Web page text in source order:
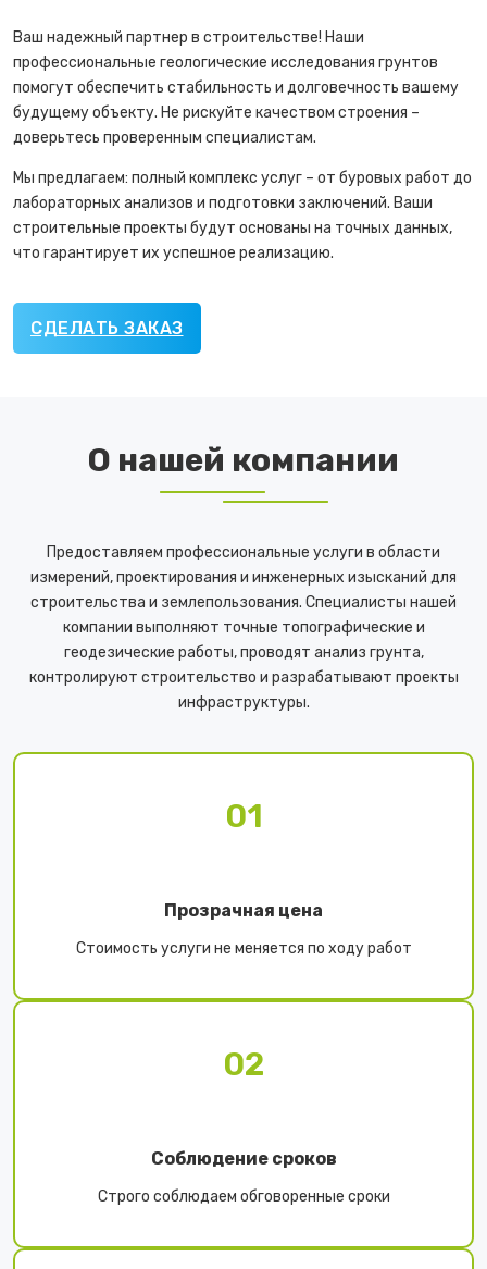
Ваш надежный партнер в строительстве! Наши
профессиональные геологические исследования грунтов
помогут обеспечить стабильность и долговечность вашему
будущему объекту. Не рискуйте качеством строения –
доверьтесь проверенным специалистам.
Мы предлагаем: полный комплекс услуг – от буровых работ до
лабораторных анализов и подготовки заключений. Ваши
строительные проекты будут основаны на точных данных,
что гарантирует их успешное реализацию.
СДЕЛАТЬ ЗАКАЗ
О нашей компании
Предоставляем профессиональные услуги в области
измерений, проектирования и инженерных изысканий для
строительства и землепользования. Специалисты нашей
компании выполняют точные топографические и
геодезические работы, проводят анализ грунта,
контролируют строительство и разрабатывают проекты
инфраструктуры.
01
Прозрачная цена
Стоимость услуги не меняется по ходу работ
02
Соблюдение сроков
Строго соблюдаем обговоренные сроки